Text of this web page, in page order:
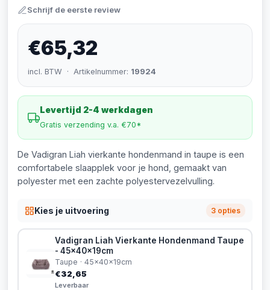
Schrijf de eerste review
€65,32
incl. BTW · Artikelnummer: 19924
Levertijd 2-4 werkdagen
Gratis verzending v.a. €70*
De Vadigran Liah vierkante hondenmand in taupe is een
comfortabele slaapplek voor je hond, gemaakt van
polyester met een zachte polyestervezelvulling.
Kies je uitvoering 3 opties
Vadigran Liah Vierkante Hondenmand Taupe
- 45x40x19cm
Taupe · 45x40x19cm
€32,65
Leverbaar